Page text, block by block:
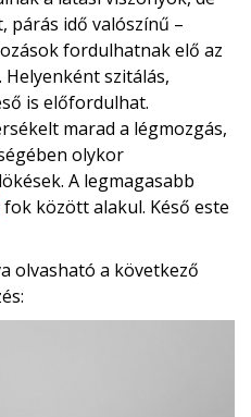
párás idő valószínű –
fordulhatnak elő az
szitálás,
is előfordulhat.
marad a légmozgás,
olykor
A legmagasabb
fok között alakul. Késő este
olvasható a következő